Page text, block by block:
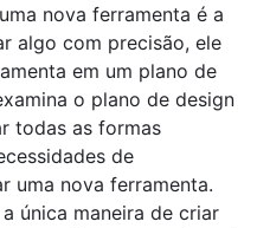
nova ferramenta é a
algo com precisão, ele
em um plano de
o plano de design
todas as formas
de
uma nova ferramenta.
única maneira de criar